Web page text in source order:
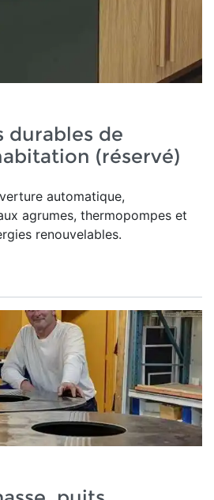
durables de
(réservé)
automatique,
agrumes, thermopompes et
renouvelables.